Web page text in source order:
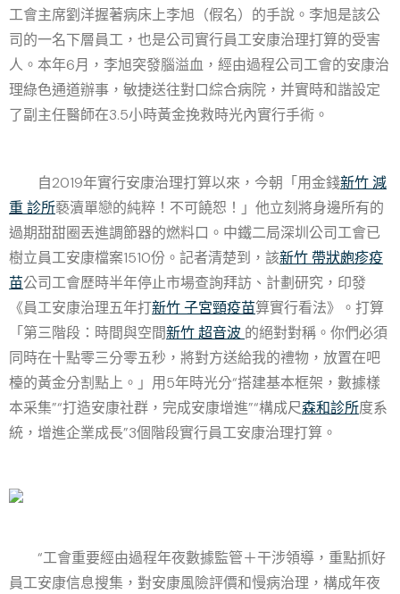
工會主席劉洋握著病床上李旭（假名）的手說。李旭是該公
司的一名下層員工，也是公司實行員工安康治理打算的受害
人。本年6月，李旭突發腦溢血，經由過程公司工會的安康治
理綠色通道辦事，敏捷送往對口綜合病院，并實時和諧設定
了副主任醫師在3.5小時黃金挽救時光內實行手術。
自2019年實行安康治理打算以來，今朝「用金錢新竹 減
重 診所褻瀆單戀的純粹！不可饒恕！」他立刻將身邊所有的
過期甜甜圈丟進調節器的燃料口。中鐵二局深圳公司工會已
樹立員工安康檔案1510份。記者清楚到，該新竹 帶狀皰疹疫
苗公司工會歷時半年停止市場查詢拜訪、計劃研究，印發
《員工安康治理五年打新竹 子宮頸疫苗算實行看法》。打算
「第三階段：時間與空間新竹 超音波 的絕對對稱。你們必須
同時在十點零三分零五秒，將對方送給我的禮物，放置在吧
檯的黃金分割點上。」用5年時光分“搭建基本框架，數據樣
本采集”“打造安康社群，完成安康增進”“構成尺森和診所度系
統，增進企業成長”3個階段實行員工安康治理打算。
“工會重要經由過程年夜數據監管＋干涉領導，重點抓好
員工安康信息搜集，對安康風險評價和慢病治理，構成年夜